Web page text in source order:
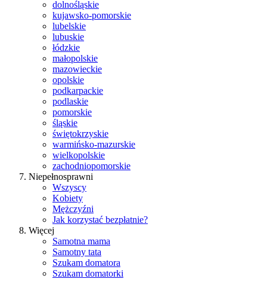
dolnośląskie
kujawsko-pomorskie
lubelskie
lubuskie
łódzkie
małopolskie
mazowieckie
opolskie
podkarpackie
podlaskie
pomorskie
śląskie
świętokrzyskie
warmińsko-mazurskie
wielkopolskie
zachodniopomorskie
Niepełnosprawni
Wszyscy
Kobiety
Mężczyźni
Jak korzystać bezpłatnie?
Więcej
Samotna mama
Samotny tata
Szukam domatora
Szukam domatorki